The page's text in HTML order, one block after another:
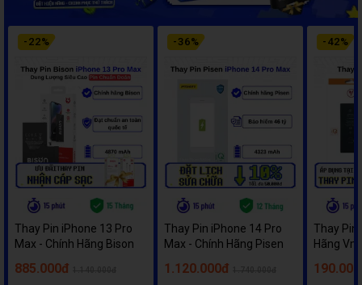
- 22%
Thay Pin iPhone 13 Pro
Max - Chính Hãng Bison
885.000đ
- 36%
Thay Pin iPhone 14 Pro
Max - Chính Hãng Pisen
1.120.000đ
- 42%
Thay Pin
Hãng